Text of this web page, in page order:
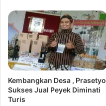
Kembangkan Desa , Prasetyo
Sukses Jual Peyek Diminati
Turis